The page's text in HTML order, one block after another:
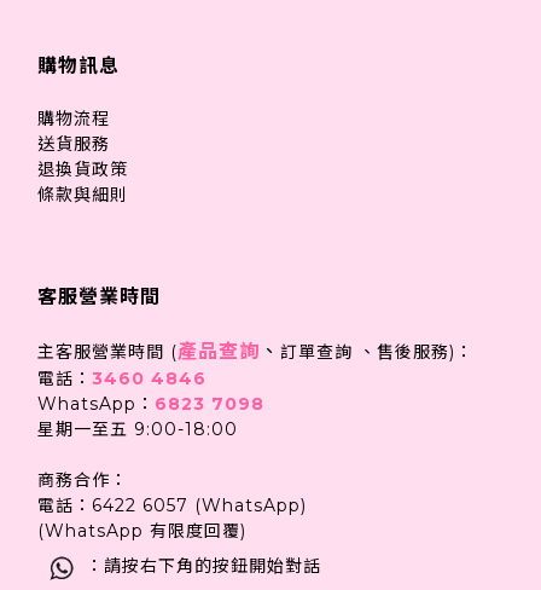
購物訊息
購物流程
送貨服務
退換貨政策
條款與細則
客服營業時間
主客服營業時間 (產品查詢 、 訂單查詢 、售後服務)：
電話： 3460 4846
WhatsApp： 6823 7098
星期一至五 9:00-18:00
商務合作：
電話：6422 6057 (WhatsApp)
(WhatsApp 有限度回覆)
：請按右下角的按鈕開始對話